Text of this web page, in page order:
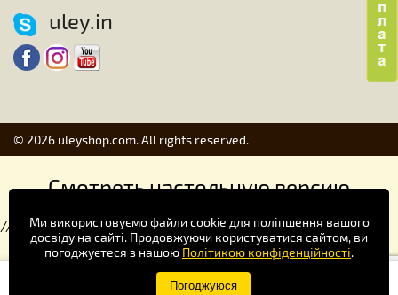
uley.in
© 2026 uleyshop.com. All rights reserved.
Ми використовуємо файли cookie для поліпшення вашого
досвіду на сайті. Продовжуючи користуватися сайтом, ви
погоджуєтеся з нашою Політикою конфіденційності.
Погоджуюся
Смотреть настольную версию
//
Купуй зручніше в додатку!